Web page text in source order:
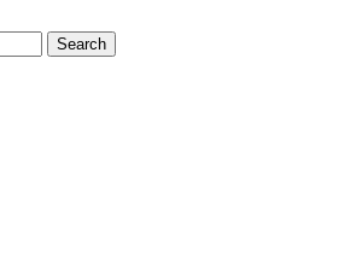
Search